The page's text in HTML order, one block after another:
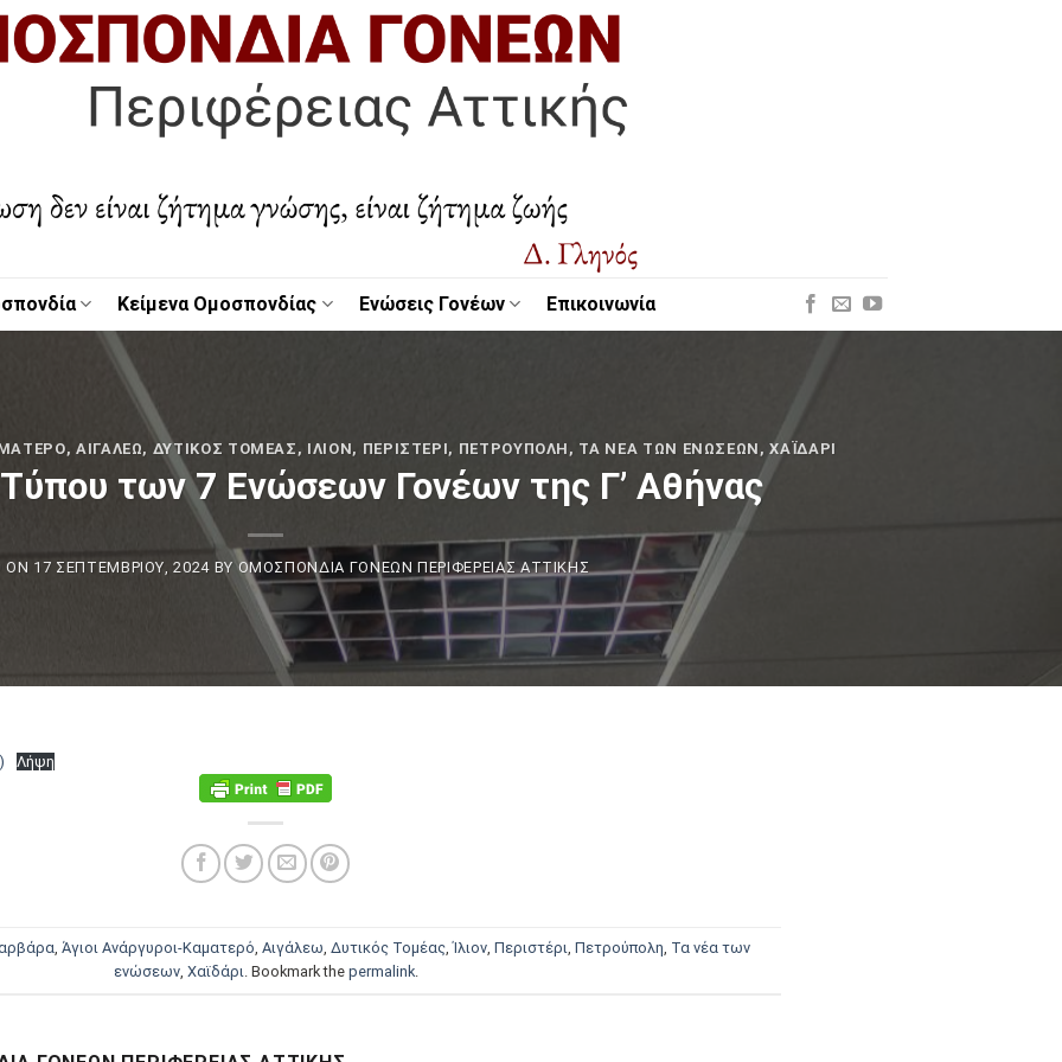
Κείμενα Ομοσπονδίας Ενώσεις Γονέων Επικοινωνία
, ΑΙΓΆΛΕΩ, ΔΥΤΙΚΌΣ ΤΟΜΈΑΣ , ΊΛΙΟΝ, ΠΕΡΙΣΤΈΡΙ, ΠΕΤΡΟΎΠΟΛΗ , ΤΑ ΝΈΑ ΤΩΝ ΕΝΏΣΕΩΝ ,ΧΑΪΔΆΡΙ
Τύπου των 7 Ενώσεων Γονέων της Γ’ Αθήνας
ON 17 ΣΕΠΤΕΜΒΡΊΟΥ, 2024 BY ΟΜΟΣΠΟΝΔΊΑ ΓΟΝΈΩΝ ΠΕΡΙΦΈΡΕΙΑΣ ΑΤΤΙΚΉΣ
Λήψη
Άγιοι Ανάργυροι-Καματερό Αιγάλεω Δυτικός Τομέας ,Ίλιον Περιστέρι Πετρούπολη Τα νέα των
ενώσεων, Χαϊδάρι . Bookmark the permalink.